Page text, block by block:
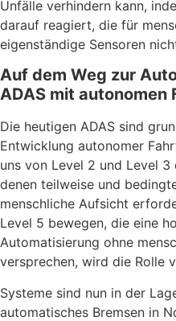
Unfälle verhindern kann,
darauf reagiert, die für
eigenständige Sensoren
Auf dem Weg zur
ADAS mit autonomen
Die heutigen ADAS sind
Entwicklung autonomer
uns von Level 2 und Level
denen teilweise und
menschliche Aufsicht
Level 5 bewegen, die eine
Automatisierung ohne
versprechen, wird die Rolle
Systeme sind nun in der
automatisches Bremsen in